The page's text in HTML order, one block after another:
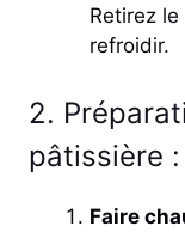
Retirez
refroidir.
2.
pâtissière :
Faire